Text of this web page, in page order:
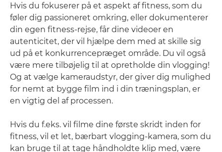
Hvis du fokuserer på et aspekt af fitness, som du
føler dig passioneret omkring, eller dokumenterer
din egen fitness-rejse, får dine videoer en
autenticitet, der vil hjælpe dem med at skille sig
ud på et konkurrencepræget område. Du vil også
være mere tilbøjelig til at opretholde din vlogging!
Og at vælge kameraudstyr, der giver dig mulighed
for nemt at bygge film ind i din træningsplan, er
en vigtig del af processen.
Hvis du f.eks. vil filme dine første skridt inden for
fitness, vil et let, bærbart vlogging-kamera, som du
kan bruge til at tage håndholdte klip med, være